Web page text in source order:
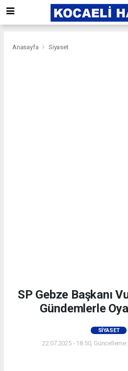
Anasayfa Siyaset
SP Gebze Başkanı
Gündemlerle
SIYASET
22.07.2025 - 18:50,